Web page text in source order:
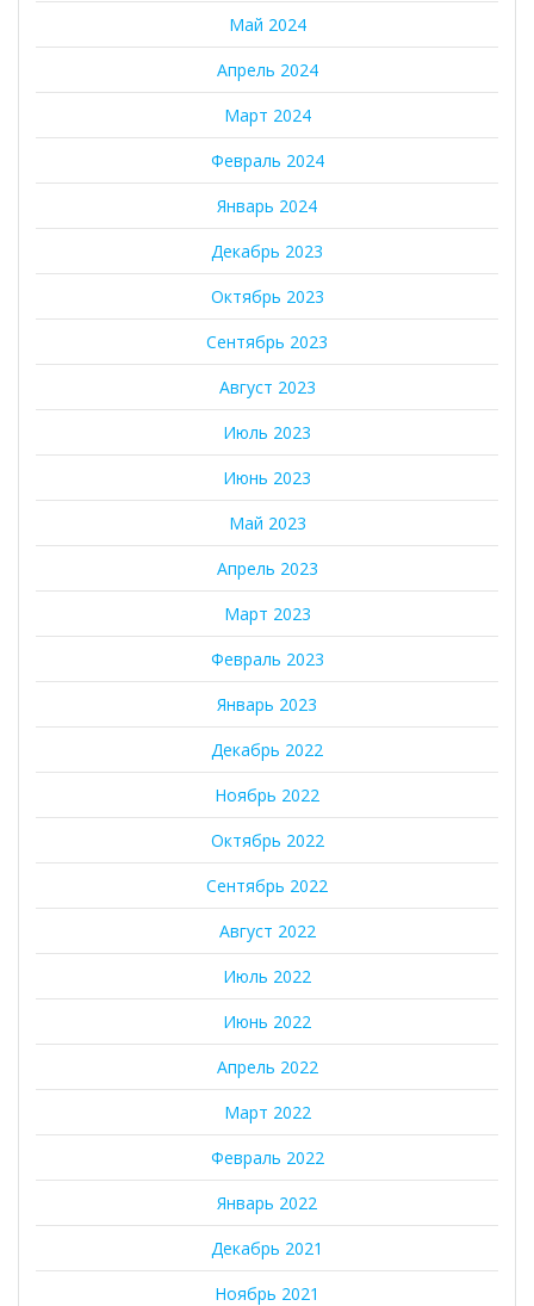
Май 2024
Апрель 2024
Март 2024
Февраль 2024
Январь 2024
Декабрь 2023
Октябрь 2023
Сентябрь 2023
Август 2023
Июль 2023
Июнь 2023
Май 2023
Апрель 2023
Март 2023
Февраль 2023
Январь 2023
Декабрь 2022
Ноябрь 2022
Октябрь 2022
Сентябрь 2022
Август 2022
Июль 2022
Июнь 2022
Апрель 2022
Март 2022
Февраль 2022
Январь 2022
Декабрь 2021
Ноябрь 2021